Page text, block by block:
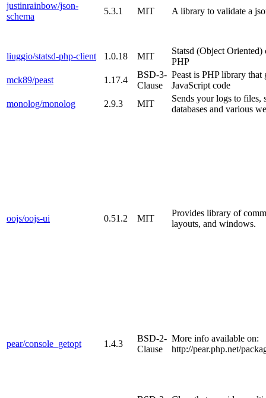
justinrainbow/json-
schema
5.3.1 MIT A library to validate a
liuggio/statsd-php-client 1.0.18 MIT
Statsd (Object
PHP
mck89/peast
1.17.4
BSD-3-
Clause
Peast is PHP library that
JavaScript code
monolog/monolog
2.9.3 MIT
Sends your logs to files,
databases and various
oojs/oojs-ui 0.51.2 MIT
Provides library of
layouts, and windows.
pear/console_getopt 1.4.3
BSD-2-
Clause
More info available on:
http://pear.php.net/